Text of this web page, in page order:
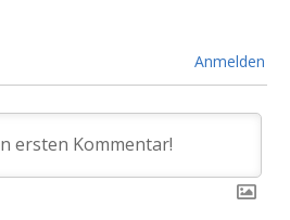
Anmelden